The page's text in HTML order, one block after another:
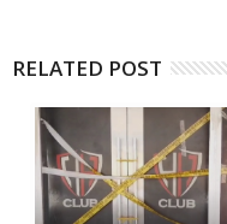
RELATED POST